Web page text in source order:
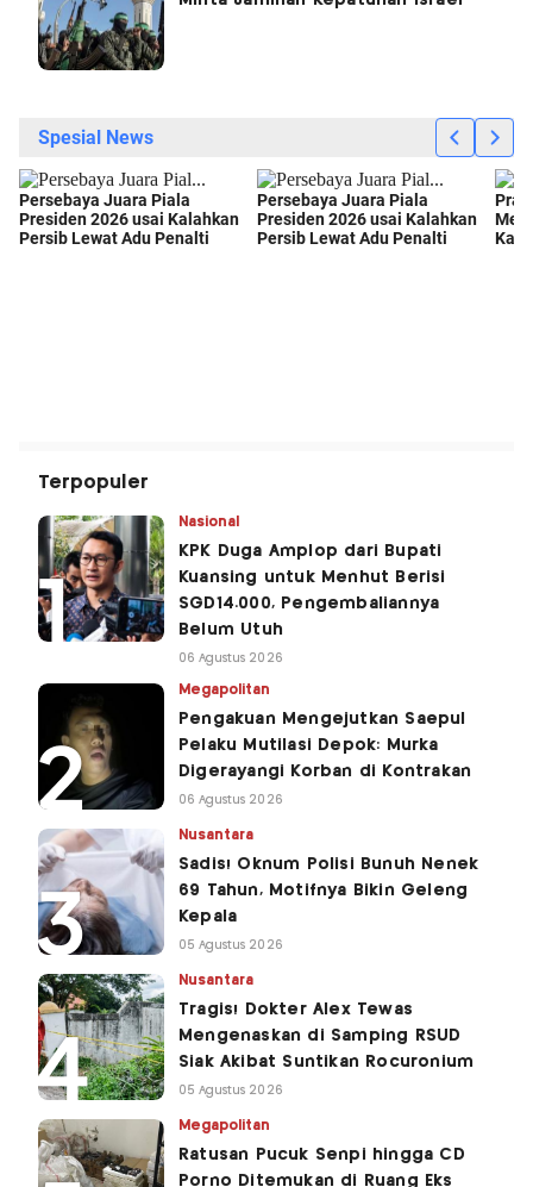
Terpopuler
Nasional
KPK Duga Amplop dari Bupati
Kuansing untuk Menhut Berisi
SGD14.000, Pengembaliannya
Belum Utuh
06 Agustus 2026
Megapolitan
Pengakuan Mengejutkan Saepul
Pelaku Mutilasi Depok: Murka
Digerayangi Korban di Kontrakan
06 Agustus 2026
Nusantara
Sadis! Oknum Polisi Bunuh Nenek
69 Tahun, Motifnya Bikin Geleng
Kepala
05 Agustus 2026
Nusantara
Tragis! Dokter Alex Tewas
Mengenaskan di Samping RSUD
Siak Akibat Suntikan Rocuronium
05 Agustus 2026
Megapolitan
Ratusan Pucuk Senpi hingga CD
Porno Ditemukan di Ruang Eks